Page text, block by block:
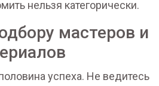
нельзя категорически.
мастеров и
успеха. Не ведитесь